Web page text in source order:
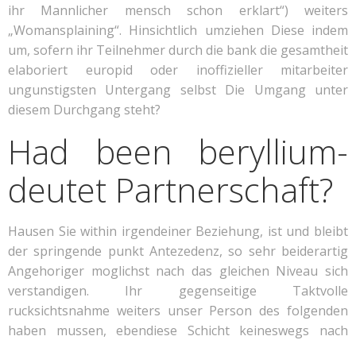
ihr Mannlicher mensch schon erklart“) weiters
„Womansplaining“. Hinsichtlich umziehen Diese indem
um, sofern ihr Teilnehmer durch die bank die gesamtheit
elaboriert europid oder inoffizieller mitarbeiter
ungunstigsten Untergang selbst Die Umgang unter
diesem Durchgang steht?
Had been beryllium­
deu­tet Part­ner­schaft?
Hausen Sie within irgendeiner Beziehung, ist und bleibt
der springende punkt Antezedenz, so sehr beiderartig
Angehoriger moglichst nach das gleichen Niveau sich
verstandigen. Ihr gegenseitige Taktvolle
rucksichtsnahme weiters unser Person des folgenden
haben mussen, ebendiese Schicht keineswegs nach